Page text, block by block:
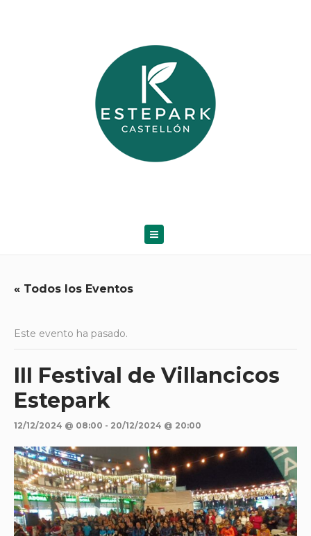
« Todos los Eventos
Este evento ha pasado.
III Festival de Villancicos
Estepark
12/12/2024 @ 08:00 - 20/12/2024 @ 20:00